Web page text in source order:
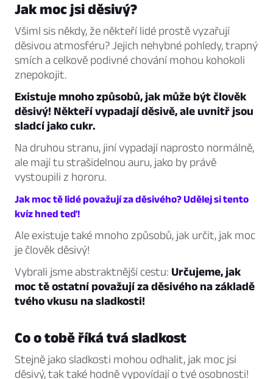
Jak moc jsi děsivý?
Všiml sis někdy, že někteří lidé prostě vyzařují
děsivou atmosféru? Jejich nehybné pohledy, trapný
smích a celkově podivné chování mohou kohokoli
znepokojit.
Existuje mnoho způsobů, jak může být člověk
děsivý! Někteří vypadají děsivě, ale uvnitř jsou
sladcí jako cukr.
Na druhou stranu, jiní vypadají naprosto normálně,
ale mají tu strašidelnou auru, jako by právě
vystoupili z hororu.
Jak moc tě lidé považují za děsivého? Udělej si tento
kvíz hned teď!
Ale existuje také mnoho způsobů, jak určit, jak moc
je člověk děsivý!
Vybrali jsme abstraktnější cestu: Určujeme, jak
moc tě ostatní považují za děsivého na základě
tvého vkusu na sladkosti!
Co o tobě říká tvá sladkost
Stejně jako sladkosti mohou odhalit, jak moc jsi
děsivý, tak také hodně vypovídají o tvé osobnosti!